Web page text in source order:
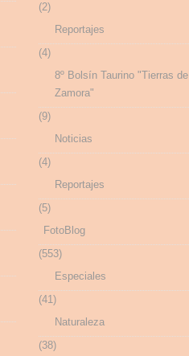
(2)
Reportajes
(4)
8º Bolsín Taurino "Tierras de
Zamora"
(9)
Noticias
(4)
Reportajes
(5)
FotoBlog
(553)
Especiales
(41)
Naturaleza
(38)